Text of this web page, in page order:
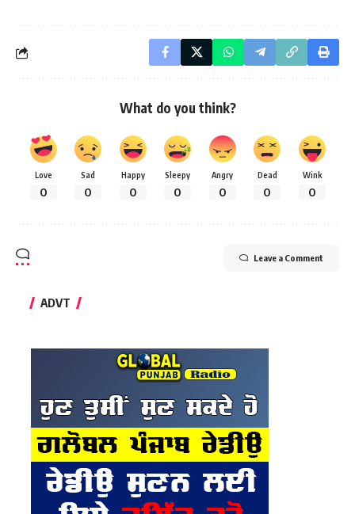
What do you think?
Love
0
Sad
0
Happy
0
Sleepy
0
Angry
0
Dead
0
Wink
0
Leave a Comment
ADVT